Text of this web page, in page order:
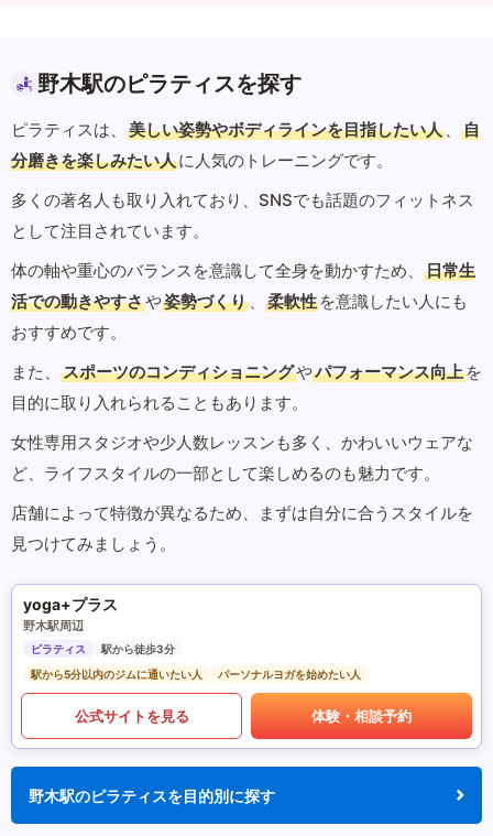
野木駅のピラティスを探す
ピラティスは、 美しい姿勢やボディラインを目指したい人 、
自
分磨きを楽しみたい人に人気のトレーニングです。
多くの著名人も取り入れており、SNSでも話題のフィットネス
として注目されています。
体の軸や重心のバランスを意識して全身を動かすため、
日常生
活での動きやすさや姿勢づくり 、 柔軟性 を意識したい人にも
おすすめです。
また、
スポーツのコンディショニングやパフォーマンス向上 を
目的に取り入れられることもあります。
女性専用スタジオや少人数レッスンも多く、かわいいウェアな
ど、ライフスタイルの一部として楽しめるのも魅力です。
店舗によって特徴が異なるため、まずは自分に合うスタイルを
見つけてみましょう。
yoga+プラス
野木駅周辺
ピラティス
駅から徒歩3分
駅から5分以内のジムに通いたい人
パーソナルヨガを始めたい人
公式サイトを見る 体験・相談予約
野木駅のピラティスを目的別に探す